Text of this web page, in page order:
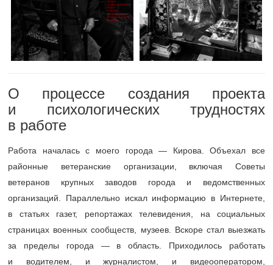
О процессе создания проекта
и психологических трудностях
в работе
Работа началась с моего города — Кирова. Объехал все
районные ветеранские организации, включая Советы
ветеранов крупных заводов города и ведомственных
организаций. Параллельно искал информацию в Интернете,
в статьях газет, репортажах телевидения, на социальных
страницах военных сообществ, музеев. Вскоре стал выезжать
за пределы города — в область. Приходилось работать
и водителем, и журналистом, и видеооператором,